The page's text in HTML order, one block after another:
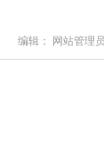
编辑： 网站管理员